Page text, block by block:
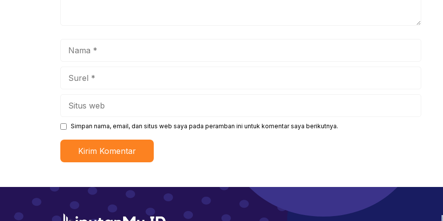
Simpan nama, email, dan situs web saya pada peramban ini untuk komentar saya berikutnya.